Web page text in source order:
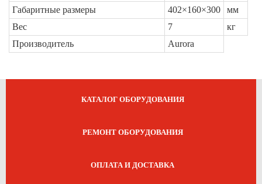
Габаритные размеры
402×160×300
мм
Вес
7
кг
Производитель
Aurora
КАТАЛОГ ОБОРУДОВАНИЯ
РЕМОНТ ОБОРУДОВАНИЯ
ОПЛАТА И ДОСТАВКА